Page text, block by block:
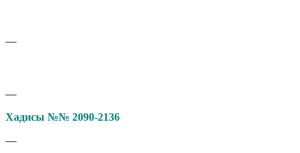
—
—
Хадисы №№ 2090-2136
—